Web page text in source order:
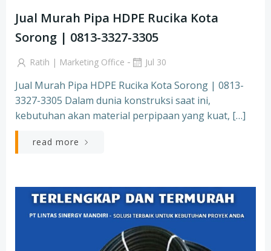
Jual Murah Pipa HDPE Rucika Kota
Sorong | 0813-3327-3305
Ratih | Marketing Office - Jul 30
Jual Murah Pipa HDPE Rucika Kota Sorong | 0813-
3327-3305 Dalam dunia konstruksi saat ini,
kebutuhan akan material perpipaan yang kuat, […]
read more